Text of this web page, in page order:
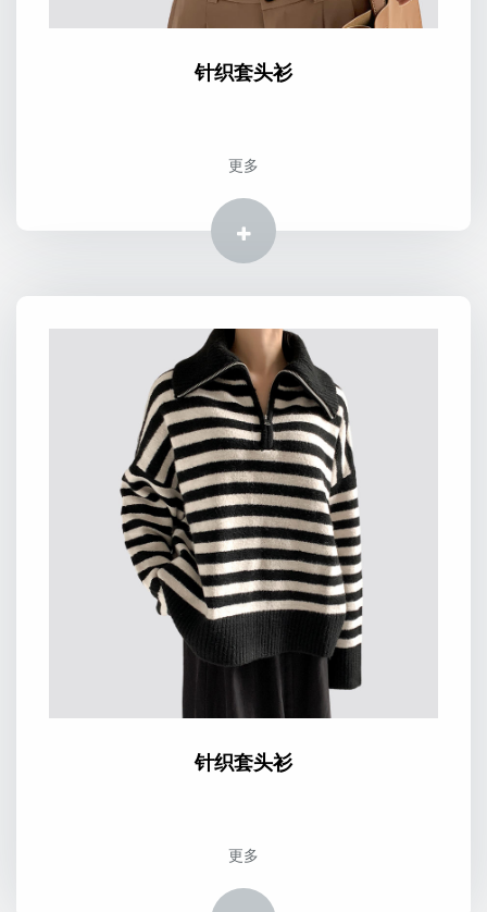
针织套头衫
更多
更多
针织套头衫
更多